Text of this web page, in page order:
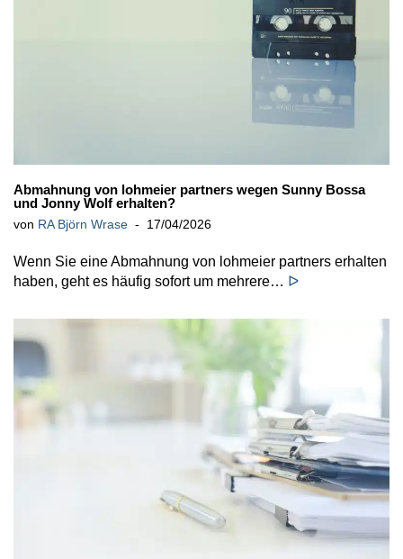
Abmahnung von lohmeier partners wegen Sunny Bossa
und Jonny Wolf erhalten?
von RA Björn Wrase 17/04/2026
Wenn Sie eine Abmahnung von lohmeier partners erhalten
haben, geht es häufig sofort um mehrere… ᐅ